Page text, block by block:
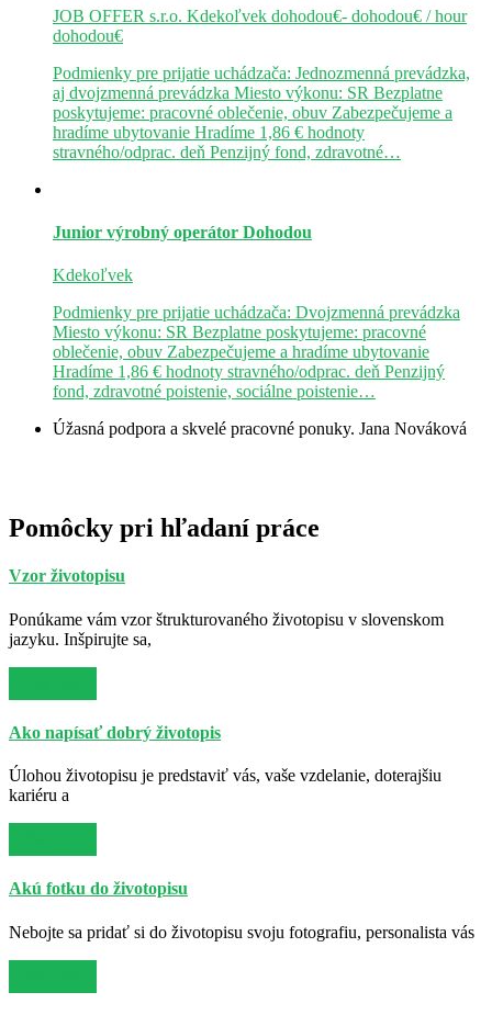
JOB OFFER s.r.o. Kdekoľvek dohodou€- dohodou€ / hour
dohodou€
Podmienky pre prijatie uchádzača: Jednozmenná prevádzka,
aj dvojzmenná prevádzka Miesto výkonu: SR Bezplatne
poskytujeme: pracovné oblečenie, obuv Zabezpečujeme a
hradíme ubytovanie Hradíme 1,86 € hodnoty
stravného/odprac. deň Penzijný fond, zdravotné…
Junior výrobný operátor Dohodou
Kdekoľvek
Podmienky pre prijatie uchádzača: Dvojzmenná prevádzka
Miesto výkonu: SR Bezplatne poskytujeme: pracovné
oblečenie, obuv Zabezpečujeme a hradíme ubytovanie
Hradíme 1,86 € hodnoty stravného/odprac. deň Penzijný
fond, zdravotné poistenie, sociálne poistenie…
Úžasná podpora a skvelé pracovné ponuky. Jana Nováková
Pomôcky pri hľadaní práce
Vzor životopisu
Ponúkame vám vzor štrukturovaného životopisu v slovenskom
jazyku. Inšpirujte sa,
Ako napísať dobrý životopis
Úlohou životopisu je predstaviť vás, vaše vzdelanie, doterajšiu
kariéru a
Akú fotku do životopisu
Nebojte sa pridať si do životopisu svoju fotografiu, personalista vás